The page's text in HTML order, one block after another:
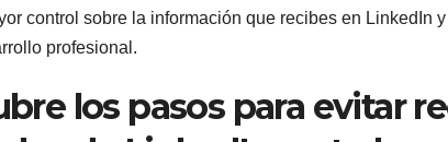
control sobre la información que recibes en LinkedIn
profesional.
los pasos para evitar